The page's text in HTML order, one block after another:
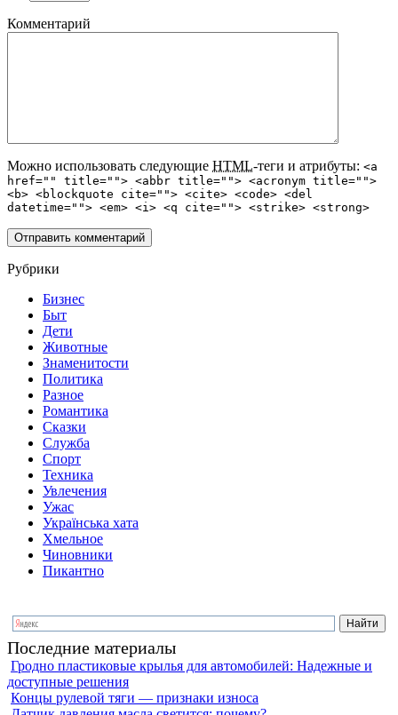
Комментарий
Можно использовать следующие HTML-теги и атрибуты: <a
href="" title=""> <abbr title=""> <acronym title="">
<b> <blockquote cite=""> <cite> <code> <del
datetime=""> <em> <i> <q cite=""> <strike> <strong>
Рубрики
Бизнес
Быт
Дети
Животные
Знаменитости
Политика
Разное
Романтика
Сказки
Служба
Спорт
Техника
Увлечения
Ужас
Українська хата
Хмельное
Чиновники
Пикантно
Последние материалы
Гродно пластиковые крылья для автомобилей: Надежные и
доступные решения
Концы рулевой тяги — признаки износа